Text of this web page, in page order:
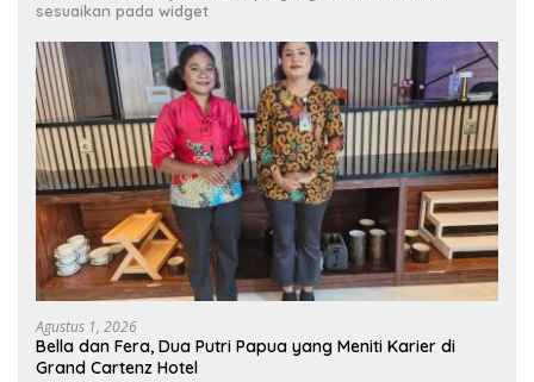
sesuaikan pada widget
Agustus 1, 2026
Bella dan Fera, Dua Putri Papua yang Meniti Karier di
Grand Cartenz Hotel